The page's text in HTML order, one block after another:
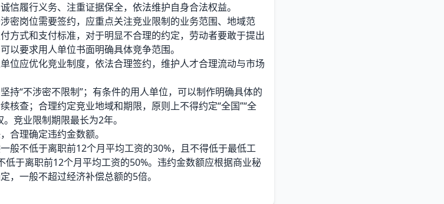
履行义务、注重证据保全，依法维护自身合法权益。
岗位需要签约，应重点关注竞业限制的业务范围、地域范
方式和支付标准，对于明显不合理的约定，劳动者要敢于提出
以要求用人单位书面明确具体竞争范围。
应优化竞业制度，依法合理签约，维护人才合理流动与市场
“不涉密不限制”；有条件的用人单位，可以制作明确具体的
核查；合理约定竞业地域和期限，原则上不得约定“全国”“全
竞业限制期限最长为2年。
理确定违约金数额。
不低于离职前12个月平均工资的30%，且不得低于最低工
于离职前12个月平均工资的50%。违约金数额应根据商业秘
，一般不超过经济补偿总额的5倍。